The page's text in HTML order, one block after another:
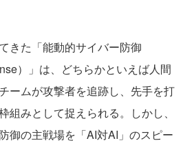
きた「能動的サイバー防御
）」は、どちらかといえば人間
ームが攻撃者を追跡し、先手を打
組みとして捉えられる。しかし、
御の主戦場を「AI対AI」のスピー